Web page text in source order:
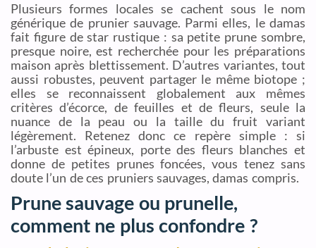
Plusieurs formes locales se cachent sous le nom
générique de prunier sauvage. Parmi elles, le damas
fait figure de star rustique : sa petite prune sombre,
presque noire, est recherchée pour les préparations
maison après blettissement. D’autres variantes, tout
aussi robustes, peuvent partager le même biotope ;
elles se reconnaissent globalement aux mêmes
critères d’écorce, de feuilles et de fleurs, seule la
nuance de la peau ou la taille du fruit variant
légèrement. Retenez donc ce repère simple : si
l’arbuste est épineux, porte des fleurs blanches et
donne de petites prunes foncées, vous tenez sans
doute l’un de ces pruniers sauvages, damas compris.
Prune sauvage ou prunelle,
comment ne plus confondre ?